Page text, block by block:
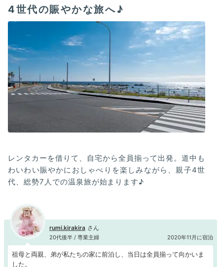
4世代の賑やかな旅へ♪
レンタカーを借りて、自宅から全員揃って出発。道中も
わいわい賑やかにおしゃべりを楽しみながら、親子4世
代、総勢7人での温泉旅が始まります♪
rumi.kirakira
20代後半 / 専業主婦 2020年11月に宿泊
祖母と両親、弟が私たちの家に前泊し、当日は全員揃って向かいま
した。